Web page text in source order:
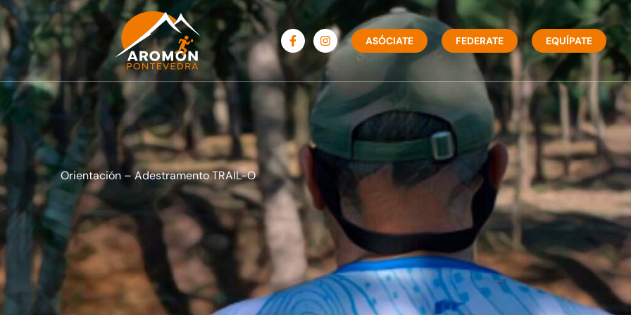
ASÓCIATE FEDERATE EQUÍPATE
Orientación – Adestramento TRAIL-O